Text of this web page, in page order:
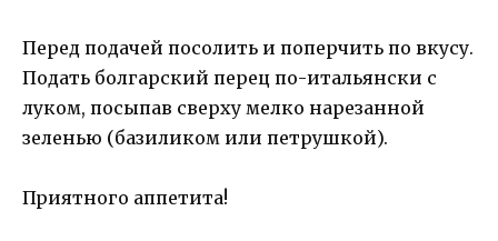
Перед подачей посолить и поперчить по вкусу.
Подать болгарский перец по-итальянски с
луком, посыпав сверху мелко нарезанной
зеленью (базиликом или петрушкой).
Приятного аппетита!